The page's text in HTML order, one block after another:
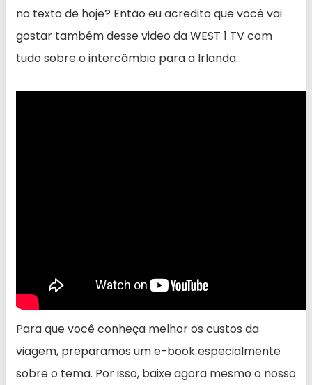
no texto de hoje? Então eu acredito que você vai
gostar também desse video da WEST 1 TV com
tudo sobre o intercâmbio para a Irlanda:
Para que você conheça melhor os custos da
viagem, preparamos um e-book especialmente
sobre o tema. Por isso, baixe agora mesmo o nosso